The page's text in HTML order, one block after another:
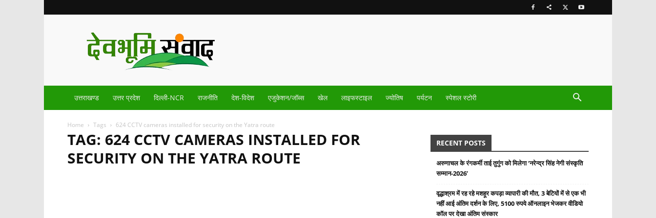
Devbhoomisamvad.com
उत्तराखण्ड उत्तर प्रदेश दिल्ली-NCR राजनीति देश-विदेश एजुकेशन/जॉब्स खेल लाइफस्टाइल ज्योतिष पर्यटन स्पेशल स्टोरी
Home Tags 624 CCTV cameras installed for security on the Yatra route
TAG: 624 CCTV CAMERAS INSTALLED FOR
SECURITY ON THE YATRA ROUTE
RECENT POSTS
अरुणाचल के रंगकर्मी ताई तुगुंग को मिलेगा ‘नरेन्द्र सिंह नेगी संस्कृति
सम्मान-2026’
वृद्धाश्रम में रह रहे मशहूर कपड़ा व्यापारी की मौत, 3 बेटियों में से एक भी
नहीं आई अंतिम दर्शन के लिए, 5100 रुपये ऑनलाइन भेजकर वीडियो
कॉल पर देखा अंतिम संस्कार